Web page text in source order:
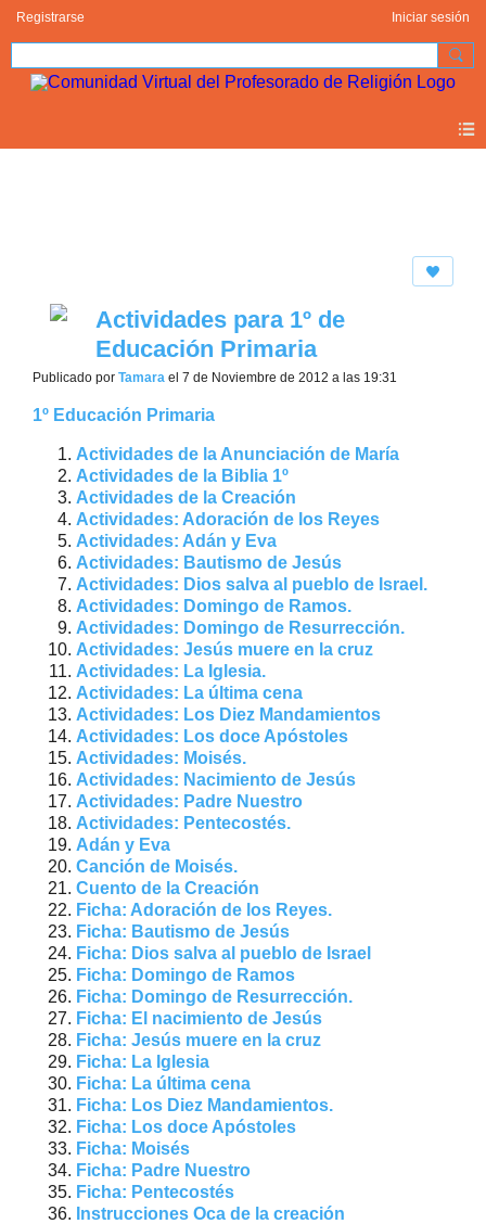
Registrarse Iniciar sesión
Actividades para 1º de
Educación Primaria
Publicado por Tamara el 7 de Noviembre de 2012 a las 19:31
1º Educación Primaria
Actividades de la Anunciación de María
Actividades de la Biblia 1º
Actividades de la Creación
Actividades: Adoración de los Reyes
Actividades: Adán y Eva
Actividades: Bautismo de Jesús
Actividades: Dios salva al pueblo de Israel.
Actividades: Domingo de Ramos.
Actividades: Domingo de Resurrección.
Actividades: Jesús muere en la cruz
Actividades: La Iglesia.
Actividades: La última cena
Actividades: Los Diez Mandamientos
Actividades: Los doce Apóstoles
Actividades: Moisés.
Actividades: Nacimiento de Jesús
Actividades: Padre Nuestro
Actividades: Pentecostés.
Adán y Eva
Canción de Moisés.
Cuento de la Creación
Ficha: Adoración de los Reyes.
Ficha: Bautismo de Jesús
Ficha: Dios salva al pueblo de Israel
Ficha: Domingo de Ramos
Ficha: Domingo de Resurrección.
Ficha: El nacimiento de Jesús
Ficha: Jesús muere en la cruz
Ficha: La Iglesia
Ficha: La última cena
Ficha: Los Diez Mandamientos.
Ficha: Los doce Apóstoles
Ficha: Moisés
Ficha: Padre Nuestro
Ficha: Pentecostés
Instrucciones Oca de la creación